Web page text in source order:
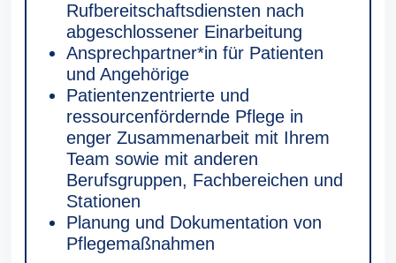
Rufbereitschaftsdiensten nach
abgeschlossener Einarbeitung
Ansprechpartner*in für Patienten
und Angehörige
Patientenzentrierte und
ressourcenfördernde Pflege in
enger Zusammenarbeit mit Ihrem
Team sowie mit anderen
Berufsgruppen, Fachbereichen und
Stationen
Planung und Dokumentation von
Pflegemaßnahmen